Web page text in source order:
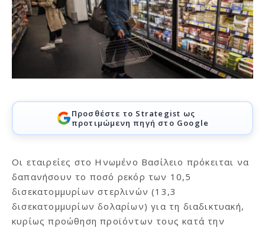
Προσθέστε το Strategist ως
προτιμώμενη πηγή στο Google
Οι εταιρείες στο Ηνωμένο Βασίλειο πρόκειται να
δαπανήσουν το ποσό ρεκόρ των 10,5
δισεκατομμυρίων στερλινών (13,3
δισεκατομμυρίων δολαρίων) για τη διαδικτυακή,
κυρίως προώθηση προϊόντων τους κατά την